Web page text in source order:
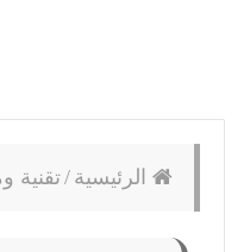
الرئيسية /تقنية